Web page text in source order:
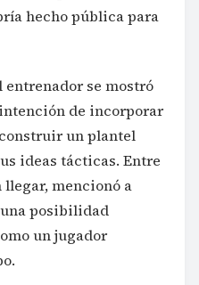
hecho pública para
entrenador se mostró
de incorporar
un plantel
ideas tácticas. Entre
mencionó a
posibilidad
un jugador